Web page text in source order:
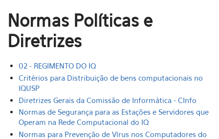
Normas Políticas e
Diretrizes
02 - REGIMENTO DO IQ
Critérios para Distribuição de bens computacionais no
IQUSP
Diretrizes Gerais da Comissão de Informática - CInfo
Normas de Segurança para as Estações e Servidores que
Operam na Rede Computacional do IQ
Normas para Prevenção de Vírus nos Computadores do